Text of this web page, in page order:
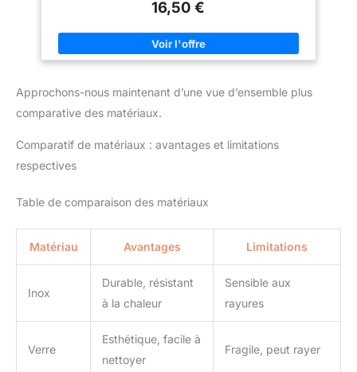
l'accumulation de bactéries et
de champignons. Greenbuilding
Philosophy
nécessite pas de rinçage, non glissante. Protection satinée
taches, anti-rayures Emploi : Entretien sols : nettoyer le support
avec un nettoyant adapté tel que le « Nettoyant pierres, marbre,
béton ciré Helvet » Étendre la cire uniformément sur la surface
sécher 3h Appliquer une seconde couche de produit, dans le
couches) Laisser sécher 24h.
16,50 €
Approchons-nous maintenant d’une vue d’ensemble plus
comparative des matériaux.
Comparatif de matériaux : avantages et limitations
respectives
Table de comparaison des matériaux
Matériau Avantages Limitations
Inox
Durable, résistant
à la chaleur
Sensible aux
rayures
Verre
Esthétique, facile à
nettoyer
Fragile, peut rayer